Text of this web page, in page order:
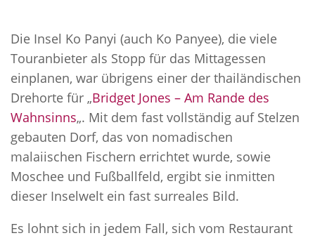
Die Insel Ko Panyi (auch Ko Panyee), die viele
Touranbieter als Stopp für das Mittagessen
einplanen, war übrigens einer der thailändischen
Drehorte für „Bridget Jones – Am Rande des
Wahnsinns„. Mit dem fast vollständig auf Stelzen
gebauten Dorf, das von nomadischen
malaiischen Fischern errichtet wurde, sowie
Moschee und Fußballfeld, ergibt sie inmitten
dieser Inselwelt ein fast surreales Bild.
Es lohnt sich in jedem Fall, sich vom Restaurant